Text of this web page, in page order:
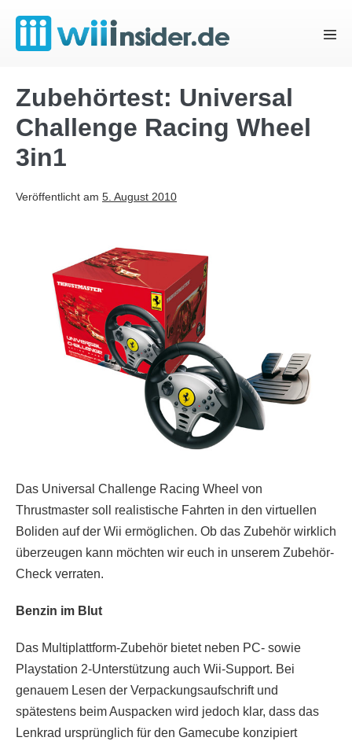
Inhalt
springen
Zubehörtest: Universal
Challenge Racing Wheel
3in1
Veröffentlicht am 5. August 2010
Das Universal Challenge Racing Wheel von
Thrustmaster soll realistische Fahrten in den virtuellen
Boliden auf der Wii ermöglichen. Ob das Zubehör wirklich
überzeugen kann möchten wir euch in unserem Zubehör-
Check verraten.
Benzin im Blut
Das Multiplattform-Zubehör bietet neben PC- sowie
Playstation 2-Unterstützung auch Wii-Support. Bei
genauem Lesen der Verpackungsaufschrift und
spätestens beim Auspacken wird jedoch klar, dass das
Lenkrad ursprünglich für den Gamecube konzipiert